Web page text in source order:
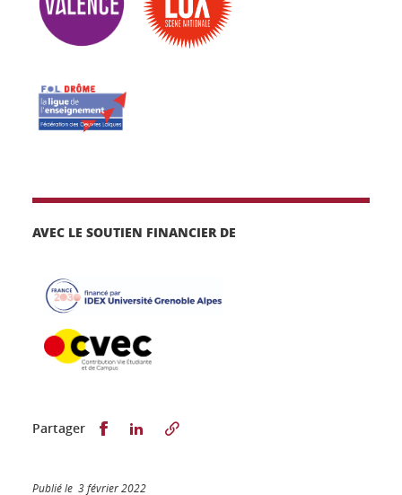
AVEC LE SOUTIEN FINANCIER DE
Partager Partager sur Facebook
Partager sur LinkedIn
Publié le 3 février 2022